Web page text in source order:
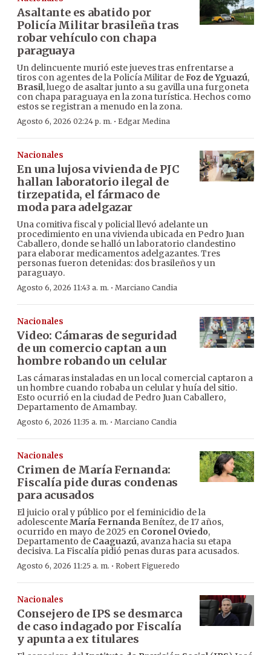
Asaltante es abatido por
Policía Militar brasileña tras
robar vehículo con chapa
paraguaya
Un delincuente murió este jueves tras enfrentarse a
tiros con agentes de la Policía Militar deFoz de Yguazú,
Brasil, luego de asaltar junto a su gavilla una furgoneta
con chapa paraguaya en la zona turística. Hechos como
estos se registran a menudo en la zona.
Agosto 6, 2026 02:24 p. m. · Edgar Medina
Nacionales
En una lujosa vivienda de PJC
hallan laboratorio ilegal de
tirzepatida, el fármaco de
moda para adelgazar
Una comitiva fiscal y policial llevó adelante un
procedimiento en una vivienda ubicada en Pedro Juan
Caballero, donde se halló un laboratorio clandestino
para elaborar medicamentos adelgazantes. Tres
personas fueron detenidas: dos brasileños y un
paraguayo.
Agosto 6, 2026 11:43 a. m. · Marciano Candia
Nacionales
Video: Cámaras de seguridad
de un comercio captan a un
hombre robando un celular
Las cámaras instaladas en un local comercial captaron a
un hombre cuando robaba un celular y huía del sitio.
Esto ocurrió en la ciudad de Pedro Juan Caballero,
Departamento de Amambay.
Agosto 6, 2026 11:35 a. m. · Marciano Candia
Nacionales
Crimen de María Fernanda:
Fiscalía pide duras condenas
para acusados
El juicio oral y público por el feminicidio de la
adolescenteMaría FernandaBenítez, de 17 años,
ocurrido en mayo de 2025 en Coronel Oviedo,
Departamento de Caaguazú, avanza hacia su etapa
decisiva. La Fiscalía pidió penas duras para acusados.
Agosto 6, 2026 11:25 a. m. · Robert Figueredo
Nacionales
Consejero de IPS se desmarca
de caso indagado por Fiscalía
y apunta a ex titulares